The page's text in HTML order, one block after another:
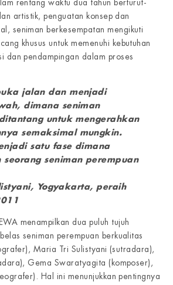
rentang waktu dua tahun berturut-
artistik, penguatan konsep dan
seniman berkesempatan mengikuti
khusus untuk memenuhi kebutuhan
dan pendampingan dalam proses
jalan dan menjadi
dimana seniman
untuk mengerahkan
semaksimal mungkin.
satu fase dimana
seorang seniman perempuan
Yogyakarta, peraih
menampilkan dua puluh tujuh
seniman perempuan berkualitas
Maria Tri Sulistyani (sutradara),
Gema Swaratyagita (komposer),
Hal ini menunjukkan pentingnya